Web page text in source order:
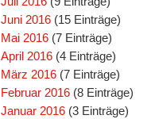
Juni 2016 (15 Einträge)
Mai 2016 (7 Einträge)
April 2016 (4 Einträge)
März 2016 (7 Einträge)
Februar 2016 (8 Einträge)
Januar 2016 (3 Einträge)